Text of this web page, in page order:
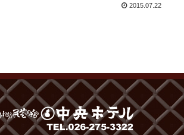
2015.07.22